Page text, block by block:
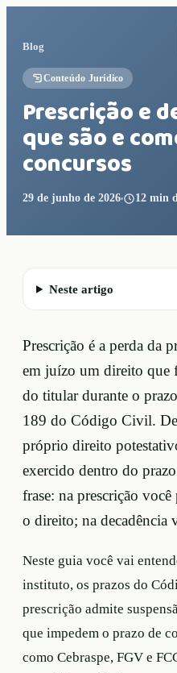
Blog
Conteúdo Jurídico
Prescrição e
que são e
concursos
29 de junho de 2026 12 min
Neste artigo
Prescrição é a perda da
em juízo um direito que
do titular durante o
189 do Código Civil.
próprio direito
exercido dentro do
frase: na prescrição
o direito; na decadência
Neste guia você vai
instituto, os prazos do
prescrição admite
que impedem o prazo de
como Cebraspe, FGV e